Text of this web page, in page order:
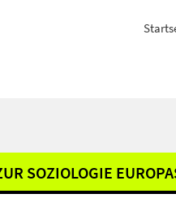
SOZIOLOGIE